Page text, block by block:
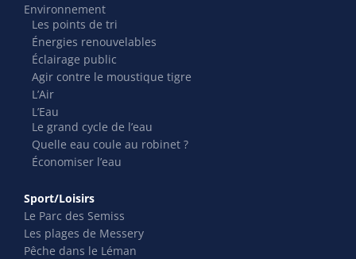
Environnement
Les points de tri
Énergies renouvelables
Éclairage public
Agir contre le moustique tigre
L’Air
L’Eau
Le grand cycle de l’eau
Quelle eau coule au robinet ?
Économiser l’eau
Sport/Loisirs
Le Parc des Semiss
Les plages de Messery
Pêche dans le Léman